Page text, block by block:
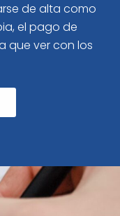
de alta como
el pago de
que ver con los